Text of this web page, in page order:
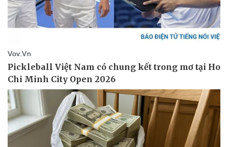
Bất động sản
Khởi nghiệp
Giá vàng
Tiêu dùng
Tỷ giá
Chứng khoán